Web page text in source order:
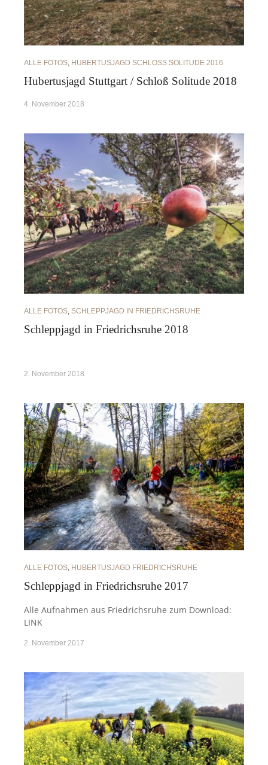
ALLE FOTOS, HUBERTUSJAGD SCHLOSS SOLITUDE 2016
Hubertusjagd Stuttgart / Schloß Solitude 2018
4. November 2018
ALLE FOTOS, SCHLEPPJAGD IN FRIEDRICHSRUHE
Schleppjagd in Friedrichsruhe 2018
2. November 2018
ALLE FOTOS HUBERTUSJAGD FRIEDRICHSRUHE
Schleppjagd in Friedrichsruhe 2017
Alle Aufnahmen aus Friedrichsruhe zum Download:
LINK
2. November 2017